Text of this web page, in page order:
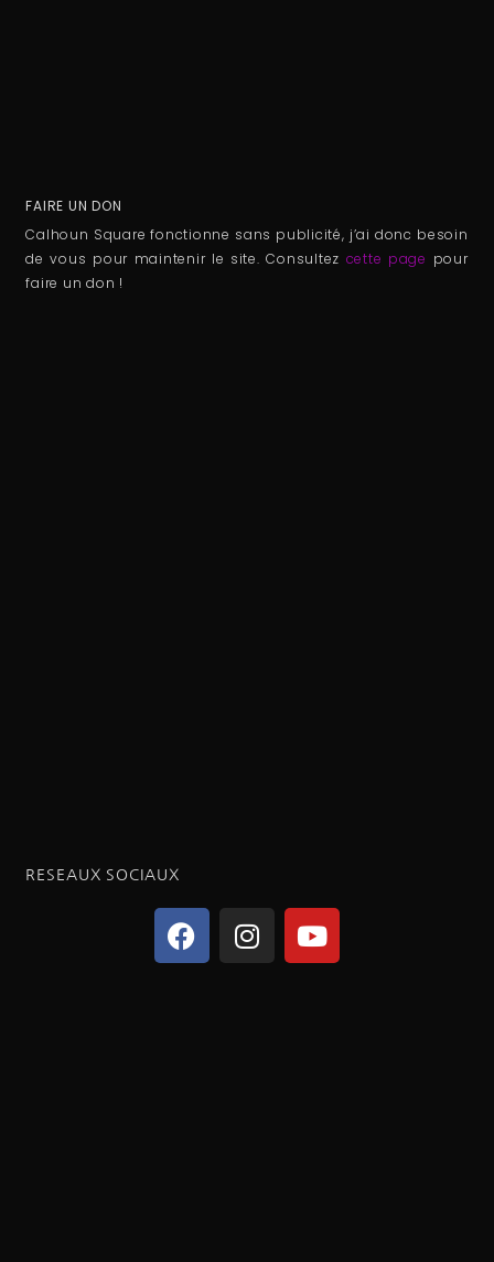
FAIRE UN DON
Calhoun Square fonctionne sans publicité, j’ai donc besoin
de vous pour maintenir le site. Consultez cette page pour
faire un don !
RESEAUX SOCIAUX